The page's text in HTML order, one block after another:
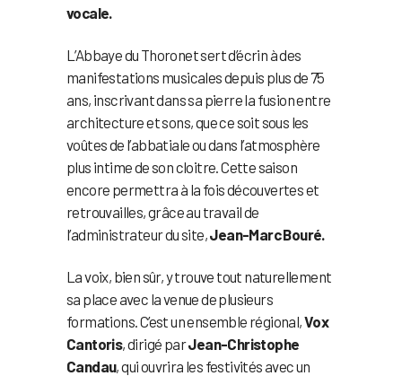
vocale.
L’Abbaye du Thoronet sert d’écrin à des
manifestations musicales depuis plus de 75
ans, inscrivant dans sa pierre la fusion entre
architecture et sons, que ce soit sous les
voûtes de l’abbatiale ou dans l’atmosphère
plus intime de son cloitre. Cette saison
encore permettra à la fois découvertes et
retrouvailles, grâce au travail de
l’administrateur du site,Jean-Marc Bouré.
La voix, bien sûr, y trouve tout naturellement
sa place avec la venue de plusieurs
formations. C’est un ensemble régional,Vox
Cantoris, dirigé parJean-Christophe
Candau, qui ouvrira les festivités avec un